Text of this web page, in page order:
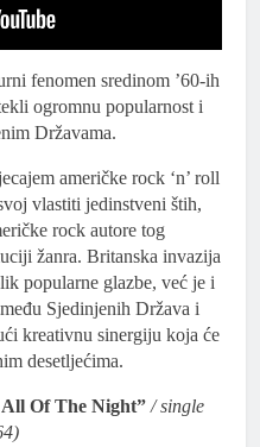
fenomen sredinom ’60-ih
ogromnu popularnost i
Državama.
američke rock ‘n’ roll
vlastiti jedinstveni štih,
rock autore tog
žanra. Britanska invazija
popularne glazbe, već je i
Sjedinjenih Država i
kreativnu sinergiju koja će
desetljećima.
Of The Night” / single